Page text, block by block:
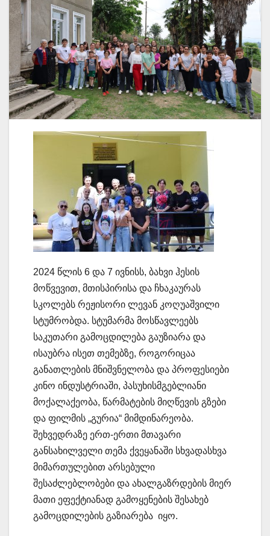
2024 წლის 6 და 7 ივნისს, ბახვი ჰესის
მოწვევით, მთისპირისა და ჩხაკაურას
სკოლებს რეჟისორი ლევან კოღუაშვილი
სტუმრობდა. სტუმარმა მოსწავლეებს
საკუთარი გამოცდილება გაუზიარა და
ისაუბრა ისეთ თემებზე, როგორიცაა
განათლების მნიშვნელობა და პროფესიები
კინო ინდუსტრიაში, პასუხისმგებლიანი
მოქალაქეობა, წარმატების მიღწევის გზები
და ფილმის „გურია“ მიმდინარეობა.
შეხვედრაზე ერთ-ერთი მთავარი
განსახილველი თემა ქვეყანაში სხვადასხვა
მიმართულებით არსებული
შესაძლებლობები და ახალგაზრდების მიერ
მათი ეფექტიანად გამოყენების შესახებ
გამოცდილების გაზიარება იყო.